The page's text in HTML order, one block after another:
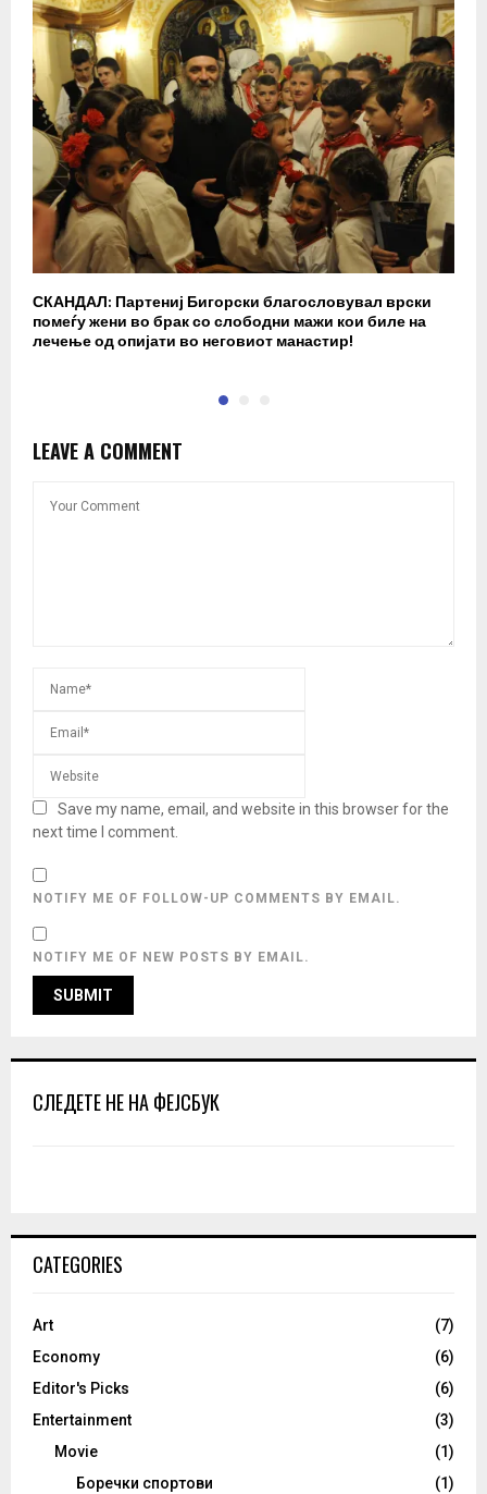
СКАНДАЛ: Партениј Бигорски благословувал врски
помеѓу жени во брак со слободни мажи кои биле на
лечење од опијати во неговиот манастир!
LEAVE A COMMENT
Save my name, email, and website in this browser for the
next time I comment.
NOTIFY ME OF FOLLOW-UP COMMENTS BY EMAIL.
NOTIFY ME OF NEW POSTS BY EMAIL.
СЛЕДЕТЕ НЕ НА ФЕЈСБУК
CATEGORIES
Art
(7)
Economy
(6)
Editor's Picks
(6)
Entertainment
(3)
Movie
(1)
Боречки спортови
(1)